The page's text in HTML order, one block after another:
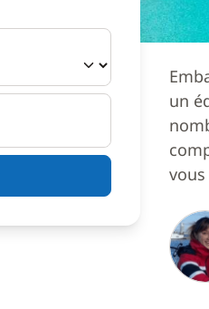
un